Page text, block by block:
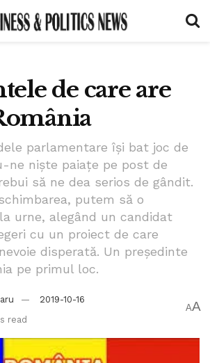
de care are
parlamentare își bat joc de
ne niște paiațe pe post de
să ne dea serios de gândit.
putem să o
urne, alegând un candidat
cu un proiect de care
disperată. Un președinte
pe primul loc.
2019-10-16
read
AA